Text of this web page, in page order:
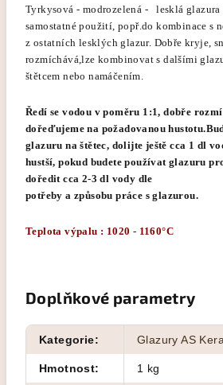
Tyrkysová - modrozelená - lesklá
samostatné použití, popř.do kombinace s
z ostatních lesklých glazur. Dobře kryje,
rozmíchává,lze kombinovat s dalšími
štětcem nebo namáčením.
Ředí se vodou v poměru 1:1, dobře
dořeďujeme na požadovanou
glazuru na štětec, dolijte ještě cca 1 dl
hustší, pokud budete používat glazuru
doředit cca 2-3 dl vody dle
potřeby a způsobu práce s glazurou.
Teplota výpalu : 1020 - 1160°C
Doplňkové parametry
Kategorie: Glazury AS
Hmotnost: 1 kg